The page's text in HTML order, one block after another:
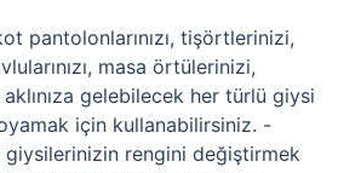
pantolonlarınızı, tişörtlerinizi,
masa örtülerinizi,
aklınıza gelebilecek her türlü giysi
için kullanabilirsiniz. -
giysilerinizin rengini değiştirmek